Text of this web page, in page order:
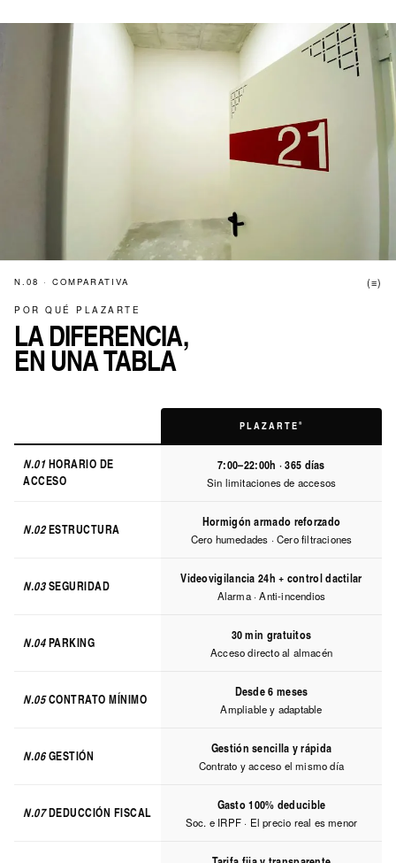
N.08 · COMPARATIVA (≡)
POR QUÉ PLAZARTE
LA DIFERENCIA,
EN UNA TABLA
PLAZARTE ®
N.01HORARIO DE
ACCESO
7:00–22:00h · 365 días
Sin limitaciones de accesos
N.02ESTRUCTURA Hormigón armado reforzado
Cero humedades · Cero filtraciones
N.03SEGURIDAD Videovigilancia 24h + control dactilar
Alarma · Anti-incendios
N.04PARKING 30 min gratuitos
Acceso directo al almacén
N.05CONTRATO MÍNIMO Desde 6 meses
Ampliable y adaptable
N.06GESTIÓN Gestión sencilla y rápida
Contrato y acceso el mismo día
N.07DEDUCCIÓN FISCAL Gasto 100% deducible
Soc. e IRPF · El precio real es menor